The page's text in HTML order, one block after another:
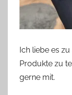
Ich liebe es
Produkte zu
gerne mit.